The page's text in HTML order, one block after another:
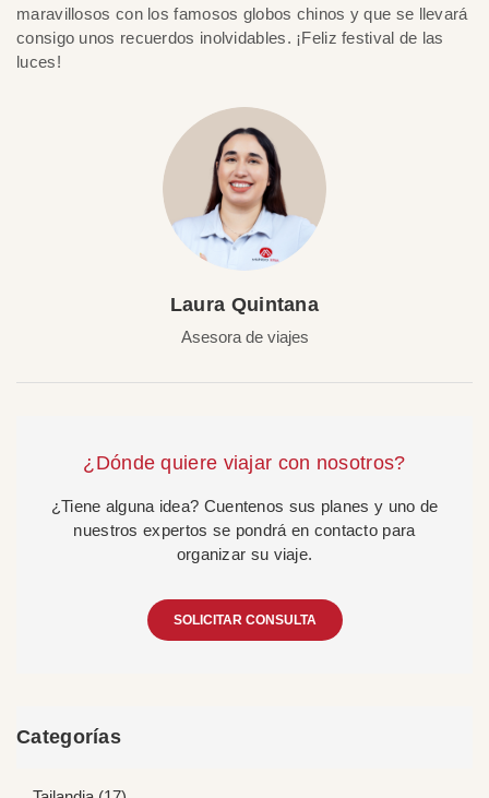
maravillosos con los famosos globos chinos y que se llevará
consigo unos recuerdos inolvidables. ¡Feliz festival de las
luces!
Laura Quintana
Asesora de viajes
¿Dónde quiere viajar con nosotros?
¿Tiene alguna idea? Cuentenos sus planes y uno de
nuestros expertos se pondrá en contacto para
organizar su viaje.
SOLICITAR CONSULTA
Categorías